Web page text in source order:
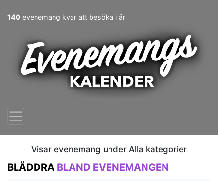
140 evenemang kvar att besöka i år
Visar evenemang under Alla kategorier
BLÄDDRA BLAND EVENEMANGEN